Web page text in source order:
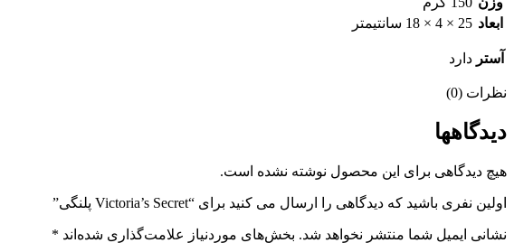
ابعاد 25 × 4 × 18 سانتیمتر
آستر دارد
نظرات (0)
دیدگاهها
هیچ دیدگاهی برای این محصول نوشته نشده است.
اولین نفری باشید که دیدگاهی را ارسال می کنید برای “Victoria’s Secret پلنگی”
نشانی ایمیل شما منتشر نخواهد شد. بخش‌های موردنیاز علامت‌گذاری شده‌اند *